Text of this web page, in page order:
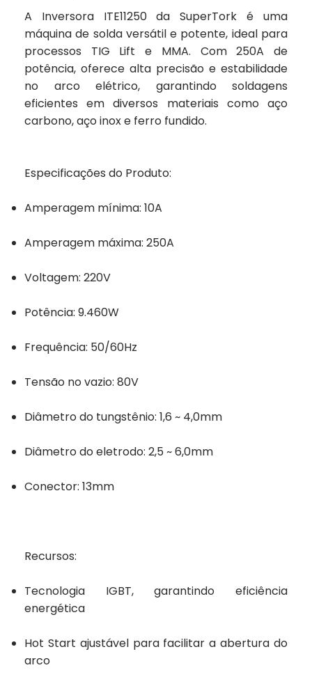
A Inversora ITE11250 da SuperTork é uma
máquina de solda versátil e potente, ideal para
processos TIG Lift e MMA. Com 250A de
potência, oferece alta precisão e estabilidade
no arco elétrico, garantindo soldagens
eficientes em diversos materiais como aço
carbono, aço inox e ferro fundido.
Especificações do Produto:
Amperagem mínima: 10A
Amperagem máxima: 250A
Voltagem: 220V
Potência: 9.460W
Frequência: 50/60Hz
Tensão no vazio: 80V
Diâmetro do tungstênio: 1,6 ~ 4,0mm
Diâmetro do eletrodo: 2,5 ~ 6,0mm
Conector: 13mm
Recursos:
Tecnologia IGBT, garantindo eficiência
energética
Hot Start ajustável para facilitar a abertura do
arco